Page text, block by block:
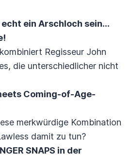
ein Arschloch sein...
kombiniert Regisseur John
die unterschiedlicher nicht
Coming-of-Age-
merkwürdige Kombination
damit zu tun?
SNAPS in der